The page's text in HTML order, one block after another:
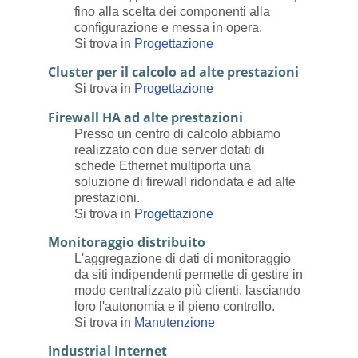
fino alla scelta dei componenti alla
configurazione e messa in opera.
Si trova in Progettazione
Cluster per il calcolo ad alte prestazioni
Si trova in Progettazione
Firewall HA ad alte prestazioni
Presso un centro di calcolo abbiamo
realizzato con due server dotati di
schede Ethernet multiporta una
soluzione di firewall ridondata e ad alte
prestazioni.
Si trova in Progettazione
Monitoraggio distribuito
L'aggregazione di dati di monitoraggio
da siti indipendenti permette di gestire in
modo centralizzato più clienti, lasciando
loro l'autonomia e il pieno controllo.
Si trova in Manutenzione
Industrial Internet